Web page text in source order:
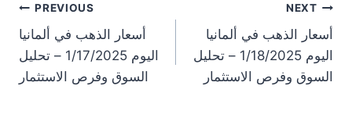
PREVIOUS
أسعار الذهب في ألمانيا
اليوم 1/17/2025 – تحليل
السوق وفرص الاستثمار
NEXT
أسعار الذهب في ألمانيا
اليوم 1/18/2025 – تحليل
السوق وفرص الاستثمار